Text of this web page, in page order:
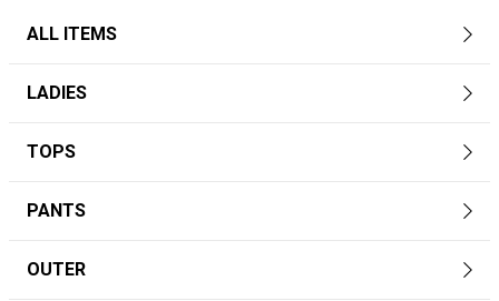
ALL ITEMS
LADIES
TOPS
PANTS
OUTER